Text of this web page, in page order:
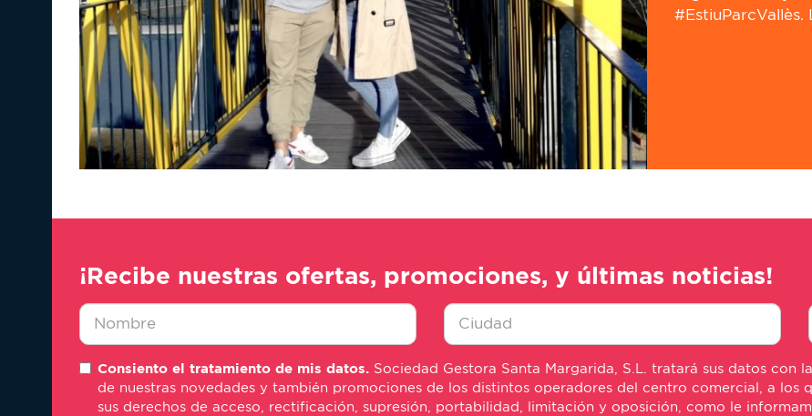
#EstiuParcVallès.
¡Recibe nuestras ofertas, promociones, y últimas noticias!
*
*
*
Consiento el tratamiento de mis datos. Sociedad Gestora Santa Margarida, S.L. tratará sus datos
de nuestras novedades y también promociones de los distintos operadores del centro comercial, a los
sus derechos de acceso, rectificación, supresión, portabilidad, limitación y oposición, como le